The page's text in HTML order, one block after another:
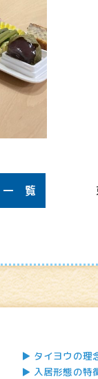
一 覧
タイヨウの理
入居形態の特